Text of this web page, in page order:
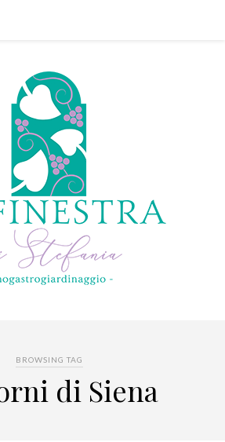
BROWSING TAG
di Siena